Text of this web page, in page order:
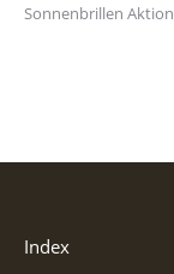
Sonnenbrillen Aktion
Index